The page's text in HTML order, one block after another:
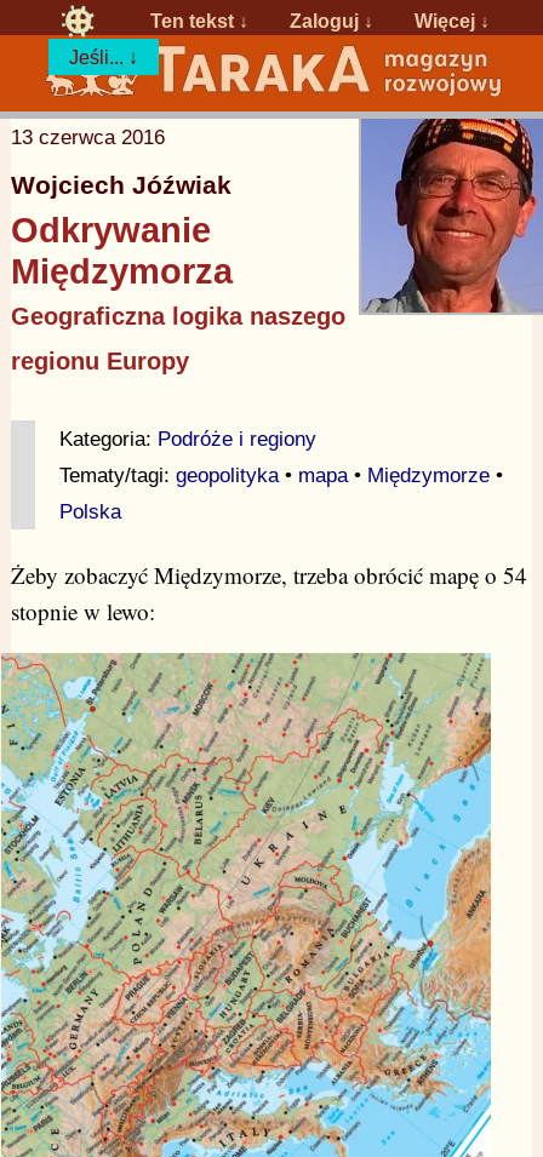
Ten tekst ↓ Zaloguj ↓
Więcej ↓
Jeśli... ↓
13 czerwca 2016
Wojciech Jóźwiak
Odkrywanie
Międzymorza
Geograficzna logika naszego
regionu Europy
Kategoria: Podróże i regiony
Tematy/tagi: geopolityka• mapa• Międzymorze•
Polska
Żeby zobaczyć Międzymorze, trzeba obrócić mapę o 54
stopnie w lewo: